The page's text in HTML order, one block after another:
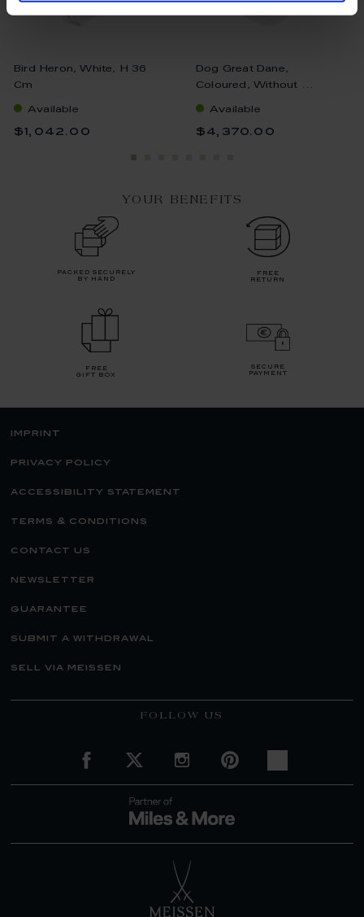
Bird Heron, White, H 36
Cm
Available
$1,042.00
Dog Great Dane,
Coloured, Without ...
Available
$4,370.00
YOUR BENEFITS
packed securely
by hand
free
return
free
gift box
secure
payment
imprint
privacy policy
accessibility statement
terms & conditions
contact us
newsletter
guarantee
submit a withdrawal
sell via meissen
FOLLOW US